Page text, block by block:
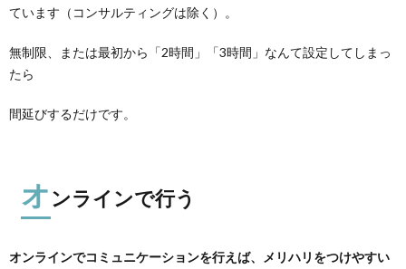
ています（コンサルティングは除く）。
無制限、または最初から「2時間」「3時間」なんて設定してしまっ
たら
間延びするだけです。
オンラインで行う
オンラインでコミュニケーションを行えば、メリハリをつけやすい